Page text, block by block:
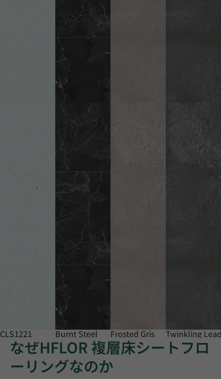
CLS1221 Burnt Steel Frosted Gris Twinkling
なぜHFLOR 複層床シートフロ
ーリングなのか